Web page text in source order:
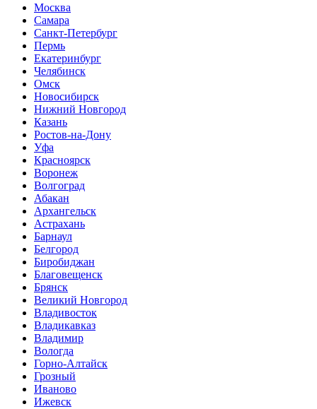
Москва
Самара
Санкт-Петербург
Пермь
Екатеринбург
Челябинск
Омск
Новосибирск
Нижний Новгород
Казань
Ростов-на-Дону
Уфа
Красноярск
Воронеж
Волгоград
Абакан
Архангельск
Астрахань
Барнаул
Белгород
Биробиджан
Благовещенск
Брянск
Великий Новгород
Владивосток
Владикавказ
Владимир
Вологда
Горно-Алтайск
Грозный
Иваново
Ижевск